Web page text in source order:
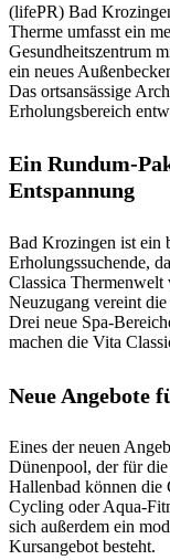
(lifePR) Bad
Therme umfasst ein
Gesundheitszentrum
ein neues
Das ortsansässige
Erholungsbereich
Ein Rundum-
Entspannung
Bad Krozingen ist ein
Erholungssuchende,
Classica
Neuzugang vereint
Drei neue Spa-
machen die Vita
Neue Angebote
Eines der neuen
Dünenpool, der für
Hallenbad können die
Cycling oder Aqua-
sich außerdem ein
Kursangebot besteht.